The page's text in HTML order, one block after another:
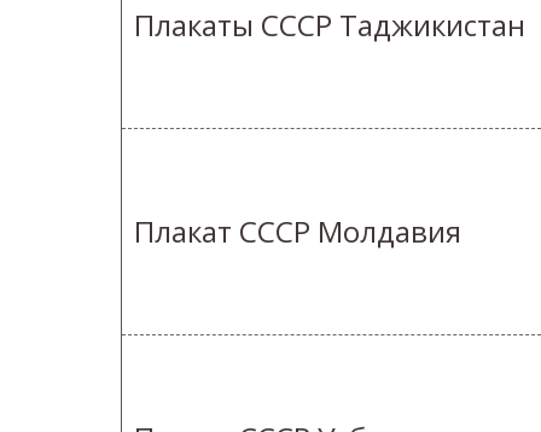
Плакаты СССР Таджикистан
Плакат СССР Молдавия